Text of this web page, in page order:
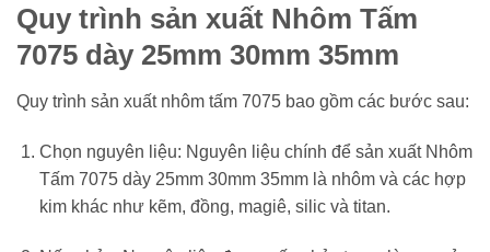
Quy trình sản xuất Nhôm Tấm
7075 dày 25mm 30mm 35mm
Quy trình sản xuất nhôm tấm 7075 bao gồm các bước sau:
Chọn nguyên liệu: Nguyên liệu chính để sản xuất Nhôm
Tấm 7075 dày 25mm 30mm 35mm là nhôm và các hợp
kim khác như kẽm, đồng, magiê, silic và titan.